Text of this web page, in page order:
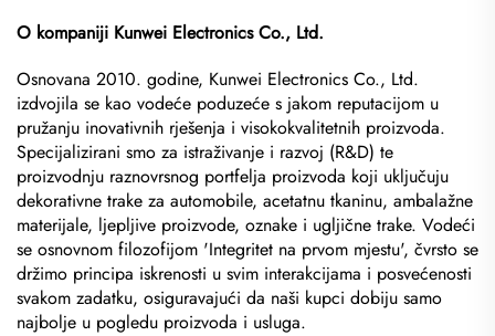
O kompaniji Kunwei Electronics Co., Ltd.
Osnovana 2010. godine, Kunwei Electronics Co., Ltd.
izdvojila se kao vodeće poduzeće s jakom reputacijom u
pružanju inovativnih rješenja i visokokvalitetnih proizvoda.
Specijalizirani smo za istraživanje i razvoj (R&D) te
proizvodnju raznovrsnog portfelja proizvoda koji uključuju
dekorativne trake za automobile, acetatnu tkaninu, ambalažne
materijale, ljepljive proizvode, oznake i ugljične trake. Vodeći
se osnovnom filozofijom 'Integritet na prvom mjestu', čvrsto se
držimo principa iskrenosti u svim interakcijama i posvećenosti
svakom zadatku, osiguravajući da naši kupci dobiju samo
najbolje u pogledu proizvoda i usluga.